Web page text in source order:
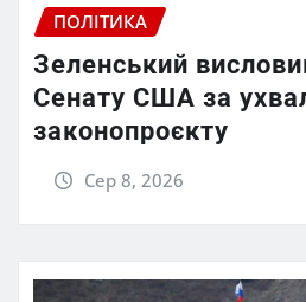
ПОЛІТИКА
Зеленський
Сенату США за
законопроєкту
Сер 8, 2026